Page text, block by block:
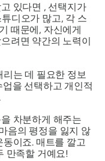
있다면 , 선택지가
디오가 많고, 각 스
때문에, 자신에게
려면 약간의 노력이
는 데 필요한 정보
을 선택하고 개인적
차분하게 해주는
음의 평정을 잃지 않
이죠. 매트를 깔고
만족할 거예요!